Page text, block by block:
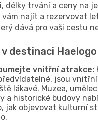
délky trvání a ceny na
vám najít a rezervovat
dává pro vaši cestu
destinaci Haelogo
vnitřní atrakce:
jsou
lákavé. Muzea,
a historické budovy
jak objevovat kulturní